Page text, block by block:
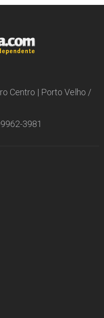
Centro | Porto Velho /
3981